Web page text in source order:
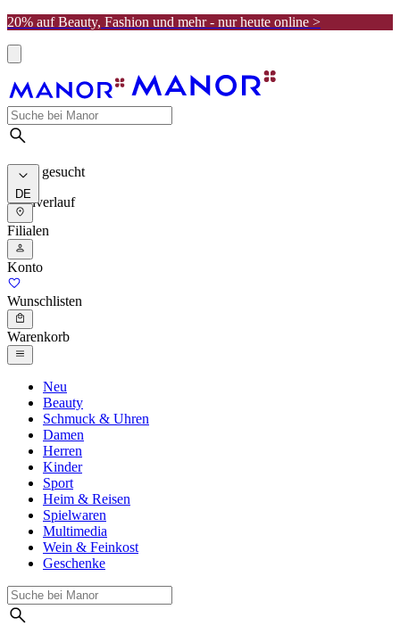
20% auf Beauty, Fashion und mehr - nur heute online >
Meist gesucht
Suchverlauf
DE
Filialen
Konto
Wunschlisten
Warenkorb
Neu
Beauty
Schmuck & Uhren
Damen
Herren
Kinder
Sport
Heim & Reisen
Spielwaren
Multimedia
Wein & Feinkost
Geschenke